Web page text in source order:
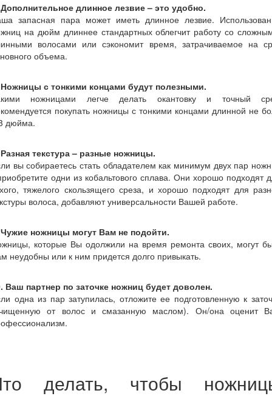
длинное лезвие – это удобно.
запасная пара может иметь длинное лезвие.
на дюйм длиннее стандартных облегчит работу со
волосами или сэкономит время, затрачиваемое на
объема.
с тонкими концами будут полезными.
ножницами легче делать окантовку и точный
покупать ножницы с тонкими концами длинной не
дюйма.
текстура – разные ножницы.
вы собираетесь стать обладателем как минимум двух пар
одни из кобальтового сплава. Они хорошо подходят
тяжелого скользящего среза, и хорошо подходят для
волоса, добавляют универсальности Вашей работе.
ножницы могут Вам не подойти.
которые Вы одолжили на время ремонта своих, могут
неудобны или к ним придется долго привыкать.
Ваш партнер по заточке ножниц будет доволен.
одна из пар затупилась, отложите ее подготовленную к
от волос и смазанную маслом). Он/она оценит
делать, чтобы